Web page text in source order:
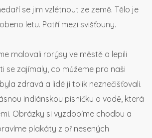
se jim vzlétnout ze země. Tělo je
letu. Patří mezi svišťouny.
malovali rorýsy ve městě a lepili
se zajímaly, co můžeme pro naši
zdravá a lidé ji tolik neznečišťovali.
indiánskou písničku o vodě, která
Obrázky si vyzdobíme chodbu a
plakáty z přinesených